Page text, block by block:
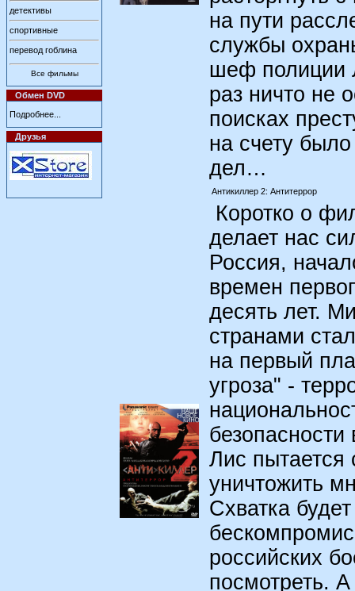
детективы
спортивные
перевод гоблина
Все фильмы
Обмен DVD
Подробнее...
Друзья
на пути
службы
шеф полиции
раз ничто не
поисках
на счету
дел…
Антикиллер 2: Антитеррор
Коротко о
делает нас
Россия,
времен
десять лет.
странами
на первый
угроза" -
Лис пытается
уничтожить
Схватка
российских
посмотреть.